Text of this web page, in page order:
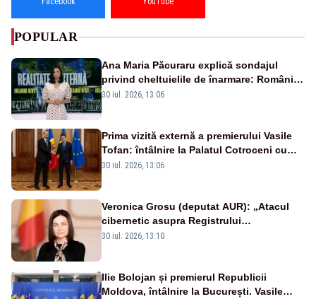
POPULAR
Ana Maria Păcuraru explică sondajul
privind cheltuielile de înarmare: Românii
cer transparență în achiziții și un echilibru
30 iul. 2026, 13:06
Prima vizită externă a premierului Vasile
Tofan: întâlnire la Palatul Cotroceni cu
președintele Nicușor Dan
30 iul. 2026, 13:06
Veronica Grosu (deputat AUR): „Atacul
cibernetic asupra Registrului
Proprietăților transmite un semnal de
30 iul. 2026, 13:10
Ilie Bolojan și premierul Republicii
Moldova, întâlnire la București. Vasile